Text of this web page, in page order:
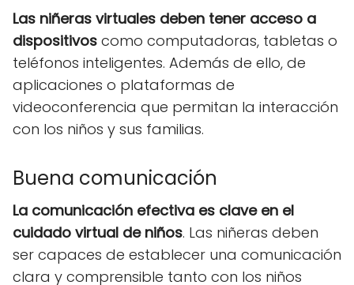
Las niñeras virtuales deben tener acceso a
dispositivos como computadoras, tabletas o
teléfonos inteligentes. Además de ello, de
aplicaciones o plataformas de
videoconferencia que permitan la interacción
con los niños y sus familias.
Buena comunicación
La comunicación efectiva es clave en el
cuidado virtual de niños. Las niñeras deben
ser capaces de establecer una comunicación
clara y comprensible tanto con los niños